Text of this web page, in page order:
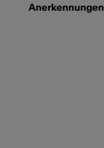
Anerkennungen